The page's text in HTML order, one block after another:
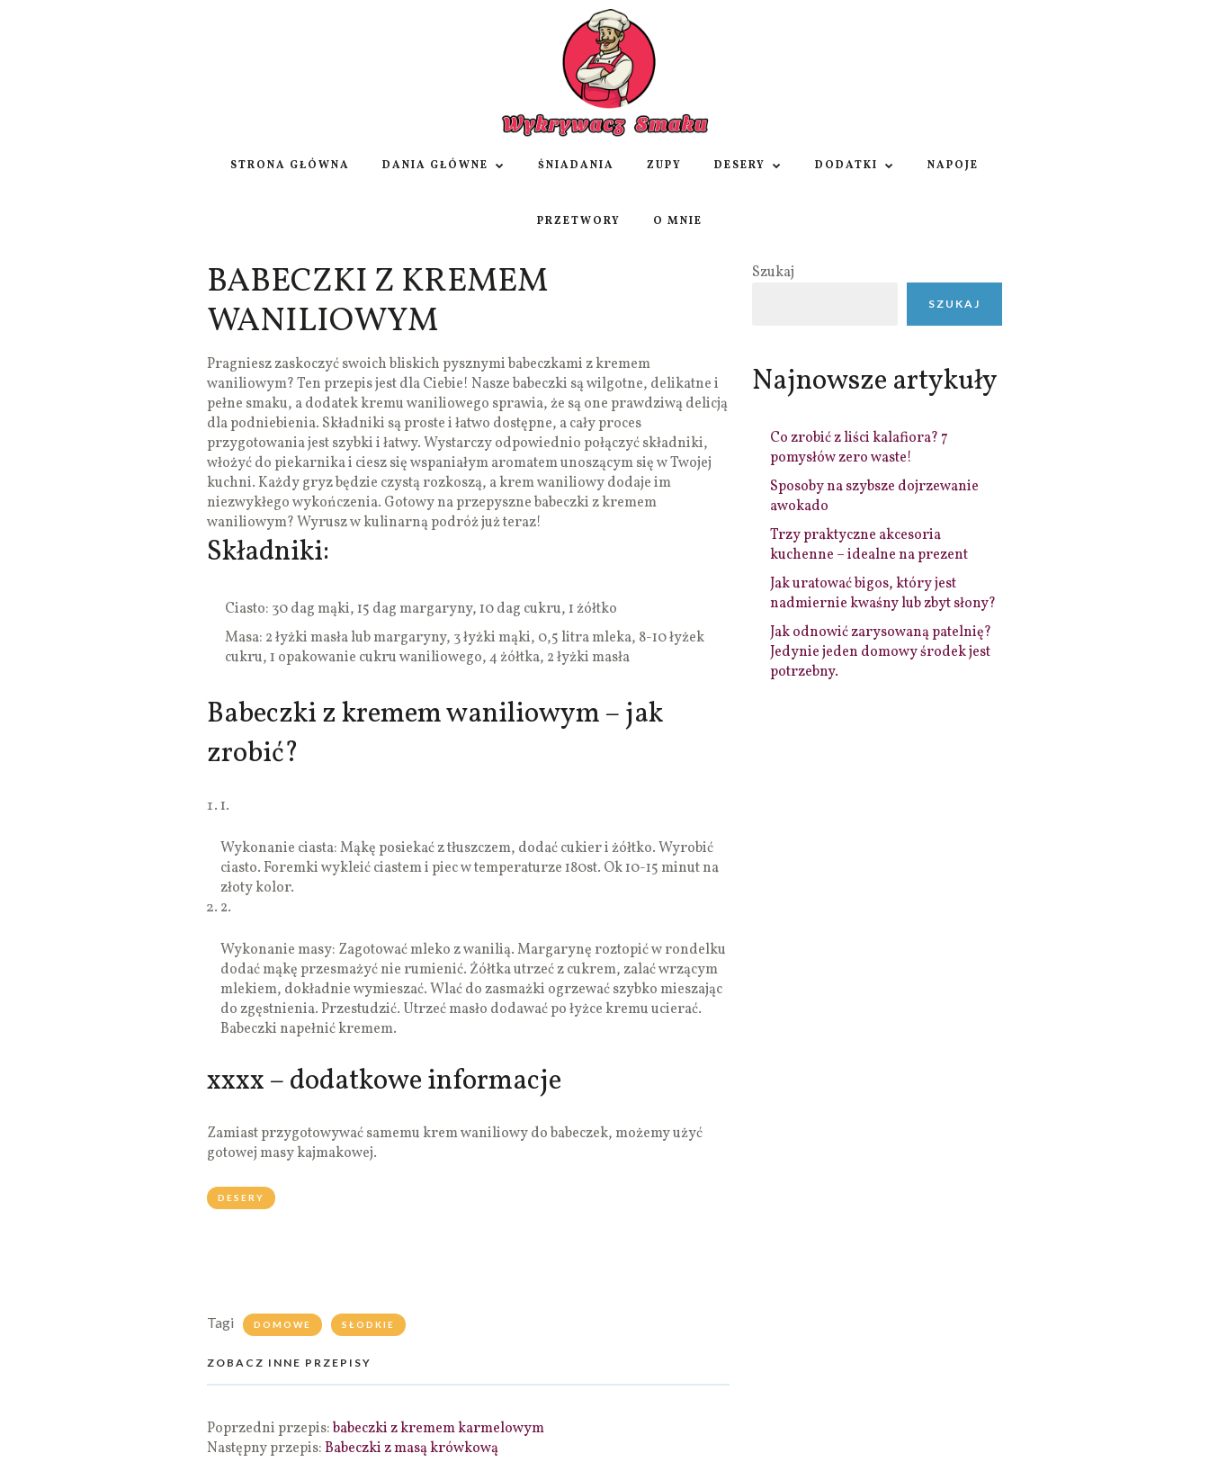
STRONA GŁÓWNA DANIA GŁÓWNE ŚNIADANIA ZUPY DESERY DODATKI NAPOJE
PRZETWORY O MNIE
BABECZKI Z KREMEM
WANILIOWYM
Pragniesz zaskoczyć swoich bliskich pysznymi babeczkami z kremem
waniliowym? Ten przepis jest dla Ciebie! Nasze babeczki są wilgotne, delikatne i
pełne smaku, a dodatek kremu waniliowego sprawia, że są one prawdziwą delicją
dla podniebienia. Składniki są proste i łatwo dostępne, a cały proces
przygotowania jest szybki i łatwy. Wystarczy odpowiednio połączyć składniki,
włożyć do piekarnika i ciesz się wspaniałym aromatem unoszącym się w Twojej
kuchni. Każdy gryz będzie czystą rozkoszą, a krem waniliowy dodaje im
niezwykłego wykończenia. Gotowy na przepyszne babeczki z kremem
waniliowym? Wyrusz w kulinarną podróż już teraz!
Składniki:
Ciasto: 30 dag mąki, 15 dag margaryny, 10 dag cukru, 1 żółtko
Masa: 2 łyżki masła lub margaryny, 3 łyżki mąki, 0,5 litra mleka, 8-10 łyżek
cukru, 1 opakowanie cukru waniliowego, 4 żółtka, 2 łyżki masła
Babeczki z kremem waniliowym – jak
zrobić?
1.
Wykonanie ciasta: Mąkę posiekać z tłuszczem, dodać cukier i żółtko. Wyrobić
ciasto. Foremki wykleić ciastem i piec w temperaturze 180st. Ok 10-15 minut na
złoty kolor.
2.
Wykonanie masy: Zagotować mleko z wanilią. Margarynę roztopić w rondelku
dodać mąkę przesmażyć nie rumienić. Żółtka utrzeć z cukrem, zalać wrzącym
mlekiem, dokładnie wymieszać. Wlać do zasmażki ogrzewać szybko mieszając
do zgęstnienia. Przestudzić. Utrzeć masło dodawać po łyżce kremu ucierać.
Babeczki napełnić kremem.
xxxx – dodatkowe informacje
Zamiast przygotowywać samemu krem waniliowy do babeczek, możemy użyć
gotowej masy kajmakowej.
DESERY
Tagi DOMOWE SŁODKIE
ZOBACZ INNE PRZEPISY
Poprzedni przepis:babeczki z kremem karmelowym
Następny przepis:Babeczki z masą krówkową
Szukaj
SZUKAJ
Najnowsze artykuły
Co zrobić z liści kalafiora? 7
pomysłów zero waste!
Sposoby na szybsze dojrzewanie
awokado
Trzy praktyczne akcesoria
kuchenne – idealne na prezent
Jak uratować bigos, który jest
nadmiernie kwaśny lub zbyt słony?
Jak odnowić zarysowaną patelnię?
Jedynie jeden domowy środek jest
potrzebny.